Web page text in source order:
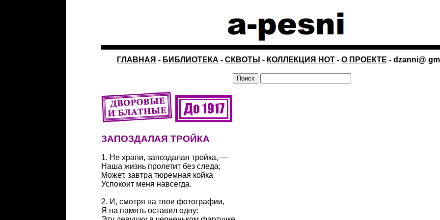
ГЛАВНАЯ - БИБЛИОТЕКА -СКВОТЫ - КОЛЛЕКЦИЯ НОТ -О ПРОЕКТЕ - dzanni@
ЗАПОЗДАЛАЯ ТРОЙКА
1. Не храпи, запоздалая тройка, —
Наша жизнь пролетит без следа;
Может, завтра тюремная койка
Успокоит меня навсегда.
2. И, смотря на твои фотографии,
Я на память оставил одну: